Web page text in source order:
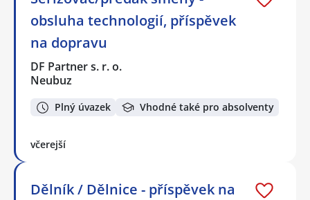
obsluha technologií, příspěvek
na dopravu
DF Partner s. r. o.
Neubuz
Plný úvazek Vhodné také pro absolventy
včerejší
Dělník / Dělnice - příspěvek na